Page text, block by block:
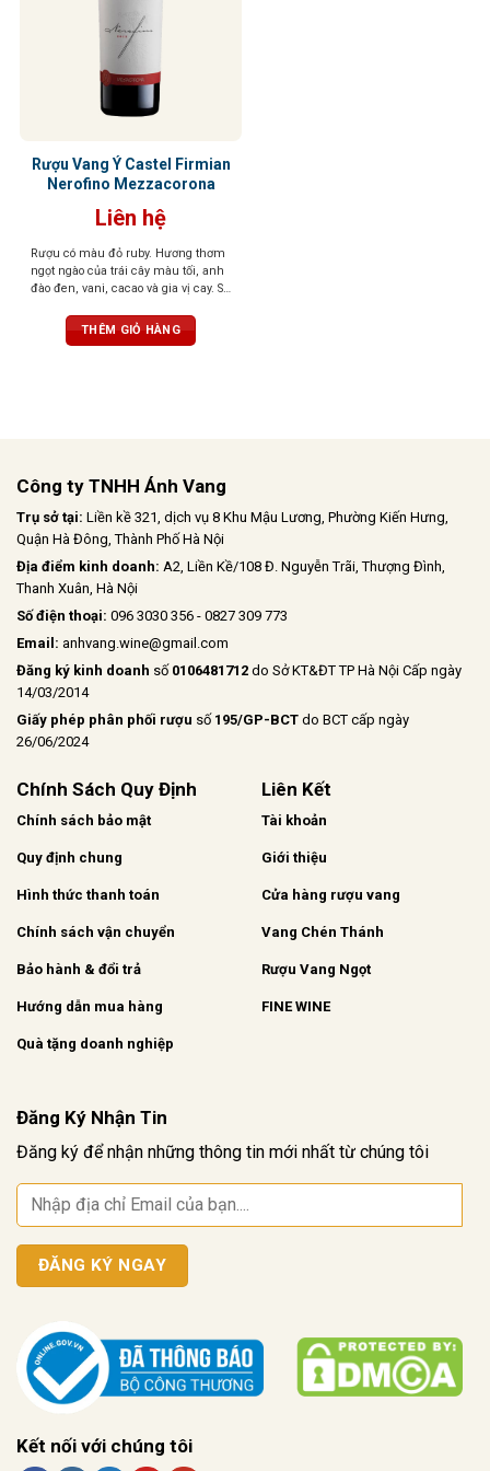
Rượu Vang Ý Castel Firmian
Nerofino Mezzacorona
Liên hệ
Rượu có màu đỏ ruby. Hương thơm
ngọt ngào của trái cây màu tối, anh
đào đen, vani, cacao và gia vị cay. Sự
cảm nhận tinh tế của trái cây và các
gia vị khác. Hậu vị phong phú,
THÊM GIỎ HÀNG
Công ty TNHH Ánh Vang
Trụ sở tại: Liền kề 321, dịch vụ 8 Khu Mậu Lương, Phường Kiến Hưng,
Quận Hà Đông, Thành Phố Hà Nội
Địa điểm kinh doanh: A2, Liền Kề/108 Đ. Nguyễn Trãi, Thượng Đình,
Thanh Xuân, Hà Nội
Số điện thoại: 096 3030 356 - 0827 309 773
Email: anhvang.wine@gmail.com
Đăng ký kinh doanh số 0106481712 do Sở KT&ĐT TP Hà Nội Cấp ngày
14/03/2014
Giấy phép phân phối rượu số 195/GP-BCT do BCT cấp ngày
26/06/2024
Chính Sách Quy Định
Chính sách bảo mật
Quy định chung
Hình thức thanh toán
Chính sách vận chuyển
Bảo hành & đổi trả
Hướng dẫn mua hàng
Quà tặng doanh nghiệp
Liên Kết
Tài khoản
Giới thiệu
Cửa hàng rượu vang
Vang Chén Thánh
Rượu Vang Ngọt
FINE WINE
Đăng Ký Nhận Tin
Đăng ký để nhận những thông tin mới nhất từ chúng tôi
Kết nối với chúng tôi